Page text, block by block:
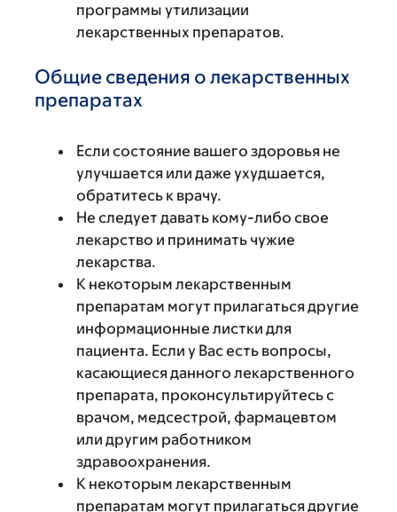
программы утилизации
лекарственных препаратов.
Общие сведения о лекарственных
препаратах
Если состояние вашего здоровья не
улучшается или даже ухудшается,
обратитесь к врачу.
Не следует давать кому-либо свое
лекарство и принимать чужие
лекарства.
К некоторым лекарственным
препаратам могут прилагаться другие
информационные листки для
пациента. Если у Вас есть вопросы,
касающиеся данного лекарственного
препарата, проконсультируйтесь с
врачом, медсестрой, фармацевтом
или другим работником
здравоохранения.
К некоторым лекарственным
препаратам могут прилагаться другие